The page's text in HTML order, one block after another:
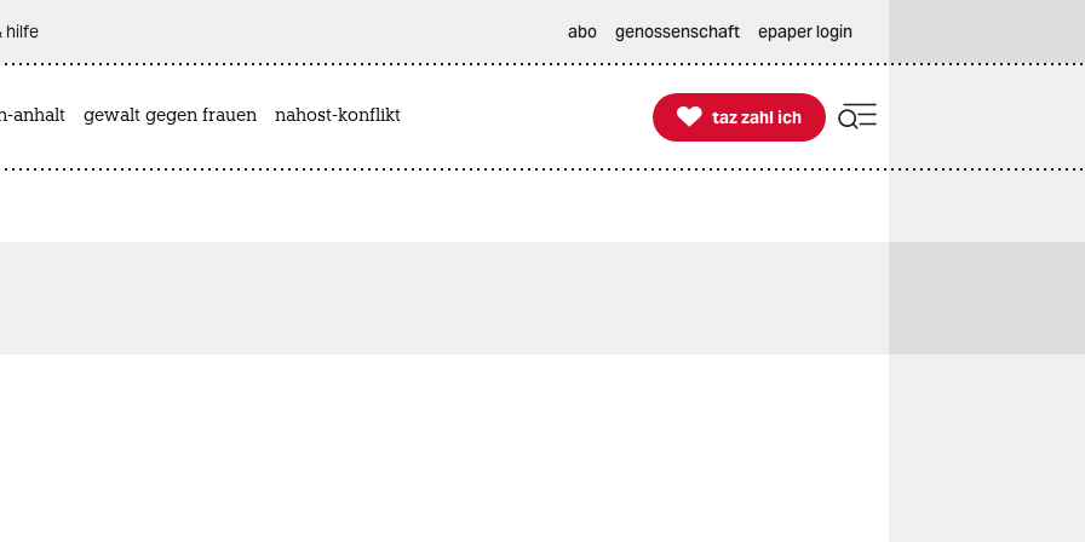
hilfe abo genossenschaft epaper login
anhalt gewalt gegen frauen nahost-konflikt 
taz zahl ich
taz zahl ich